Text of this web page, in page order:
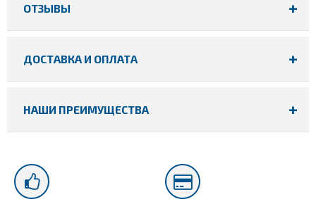
ОТЗЫВЫ
ДОСТАВКА И ОПЛАТА
НАШИ ПРЕИМУЩЕСТВА